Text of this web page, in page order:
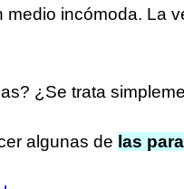
incómoda. La
¿Se trata
algunas de las